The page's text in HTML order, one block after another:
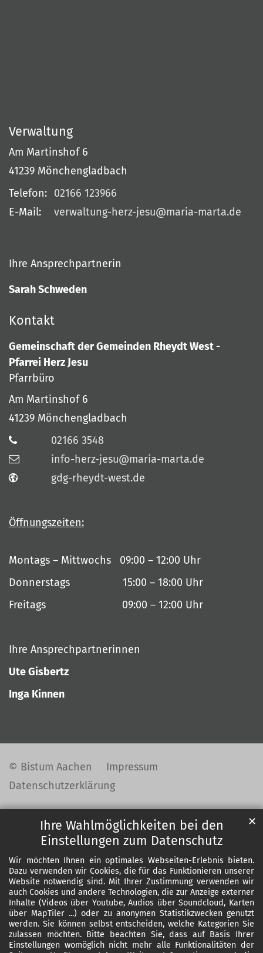
Ihre Wahlmöglichkeiten bei den
Einstellungen zum Datenschutz
Wir möchten Ihnen ein optimales Webseiten-Erlebnis bieten.
Dazu verwenden wir Cookies, die für das Funktionieren unserer
Website notwendig sind. Mit Ihrer Zustimmung verwenden wir
auch Cookies und andere Technologien, die zur Anzeige externer
Inhalte (Videos über Youtube, Audios über Soundcloud, Karten
über MapTiler ...) oder zu anonymen Statistikzwecken genutzt
werden. Sie können selbst entscheiden, welche Kategorien Sie
zulassen möchten. Bitte beachten Sie, dass auf Basis Ihrer
Einstellungen womöglich nicht mehr alle Funktionalitäten der
✕
Verwaltung
Am Martinshof 6
41239 Mönchengladbach
Telefon: 02166 123966
E-Mail:
verwaltung-herz-jesu@maria-marta.de
Ihre Ansprechpartnerin
Sarah Schweden
Kontakt
Gemeinschaft der Gemeinden Rheydt West -
Pfarrei Herz Jesu
Pfarrbüro
Am Martinshof 6
41239 Mönchengladbach
02166 3548
info-herz-jesu@maria-marta.de
gdg-rheydt-west.de
Öffnungszeiten:
Montags – Mittwochs 09:00 – 12:00 Uhr
Donnerstags 15:00 – 18:00 Uhr
Freitags 09:00 – 12:00 Uhr
Ihre Ansprechpartnerinnen
Ute Gisbertz
Inga Kinnen
© Bistum Aachen
Impressum
Datenschutzerklärung